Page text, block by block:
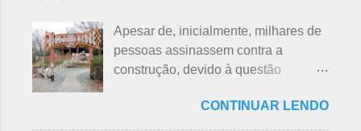
semana após a morte e, novamente,
depois de 7 semanas. Não descobri
a razão, mas não é de estranhar
porque há 7 deuses da sorte.
Shichifukujin (七 福神) significa "Sete
atualmente, o futebol caiu no gosto
deles e é o primeiro no ranking. O
beisebol caiu para o segundo lugar. A
japoneses foi crescendo
Apesar de, inicialmente, milhares de
pessoas assinassem contra a
construção, devido à questão
dinossauros, Dino Adventure
Nagoya, foi inaugurado em julho do
CONTINUAR LENDO